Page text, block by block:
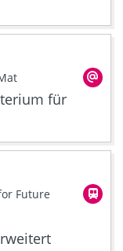
für
Future